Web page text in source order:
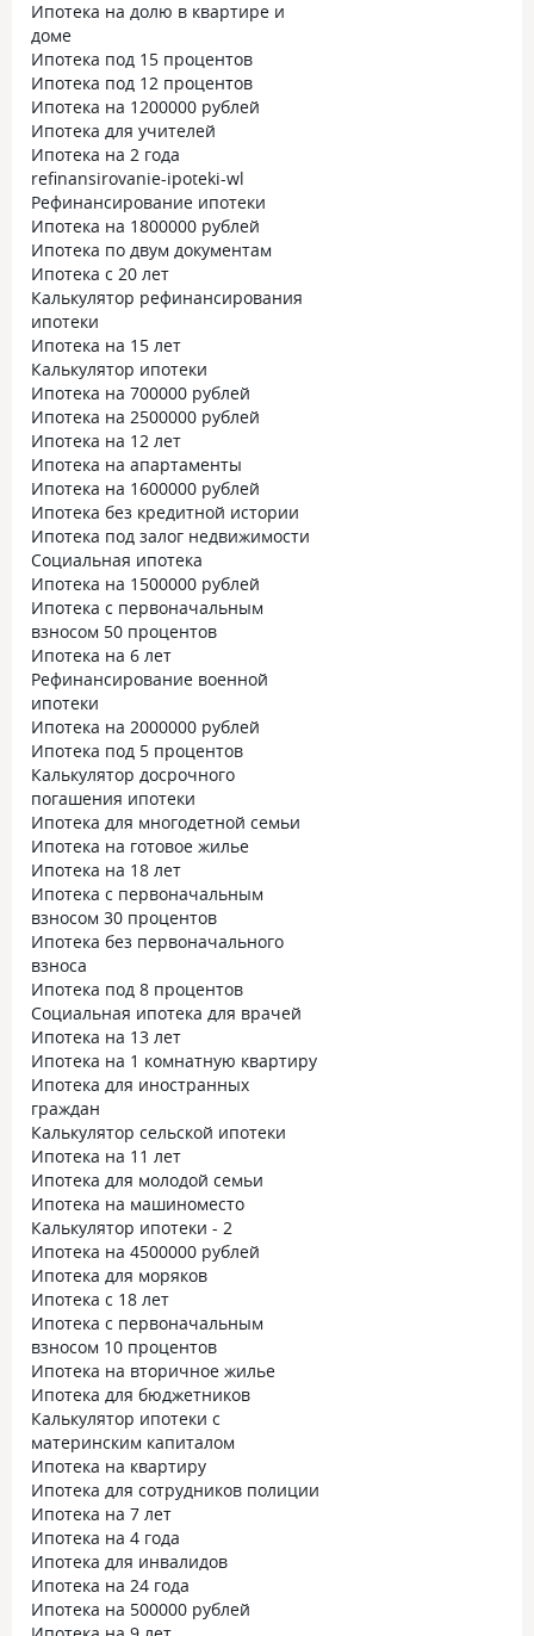
Ипотека на долю в квартире и
доме
Ипотека под 15 процентов
Ипотека под 12 процентов
Ипотека на 1200000 рублей
Ипотека для учителей
Ипотека на 2 года
refinansirovanie-ipoteki-wl
Рефинансирование ипотеки
Ипотека на 1800000 рублей
Ипотека по двум документам
Ипотека с 20 лет
Калькулятор рефинансирования
ипотеки
Ипотека на 15 лет
Калькулятор ипотеки
Ипотека на 700000 рублей
Ипотека на 2500000 рублей
Ипотека на 12 лет
Ипотека на апартаменты
Ипотека на 1600000 рублей
Ипотека без кредитной истории
Ипотека под залог недвижимости
Социальная ипотека
Ипотека на 1500000 рублей
Ипотека с первоначальным
взносом 50 процентов
Ипотека на 6 лет
Рефинансирование военной
ипотеки
Ипотека на 2000000 рублей
Ипотека под 5 процентов
Калькулятор досрочного
погашения ипотеки
Ипотека для многодетной семьи
Ипотека на готовое жилье
Ипотека на 18 лет
Ипотека с первоначальным
взносом 30 процентов
Ипотека без первоначального
взноса
Ипотека под 8 процентов
Социальная ипотека для врачей
Ипотека на 13 лет
Ипотека на 1 комнатную квартиру
Ипотека для иностранных
граждан
Калькулятор сельской ипотеки
Ипотека на 11 лет
Ипотека для молодой семьи
Ипотека на машиноместо
Калькулятор ипотеки - 2
Ипотека на 4500000 рублей
Ипотека для моряков
Ипотека с 18 лет
Ипотека с первоначальным
взносом 10 процентов
Ипотека на вторичное жилье
Ипотека для бюджетников
Калькулятор ипотеки с
материнским капиталом
Ипотека на квартиру
Ипотека для сотрудников полиции
Ипотека на 7 лет
Ипотека на 4 года
Ипотека для инвалидов
Ипотека на 24 года
Ипотека на 500000 рублей